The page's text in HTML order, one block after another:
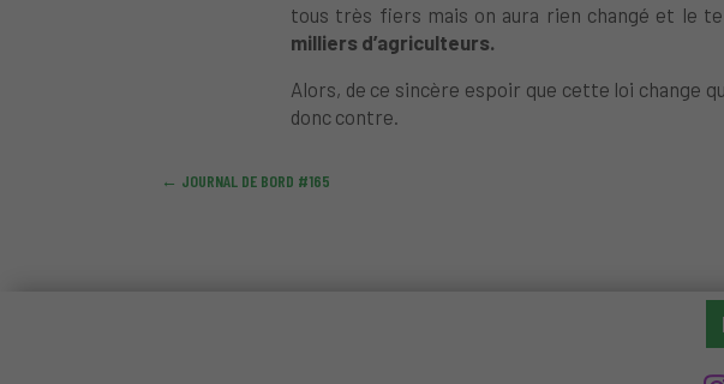
tous très fiers mais on aura rien changé et le
milliers d’agriculteurs.
Alors, de ce sincère espoir que cette loi change
donc contre.
← JOURNAL DE BORD #165